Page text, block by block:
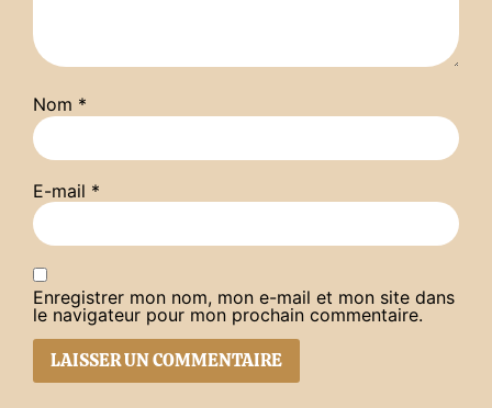
Nom *
E-mail *
Enregistrer mon nom, mon e-mail et mon site dans
le navigateur pour mon prochain commentaire.